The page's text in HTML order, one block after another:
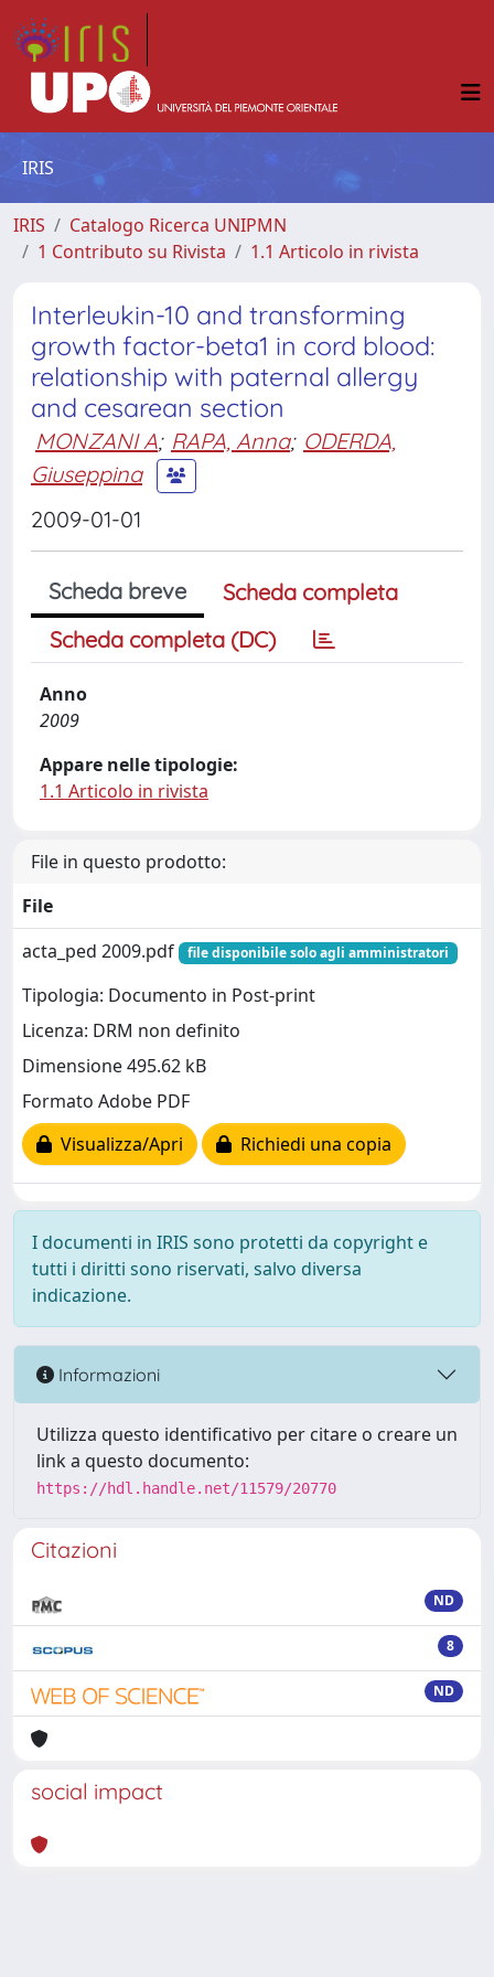
IRIS
IRIS
Catalogo Ricerca UNIPMN
1 Contributo su Rivista
1.1 Articolo in rivista
Interleukin-10 and transforming
growth factor-beta1 in cord blood:
relationship with paternal allergy
and cesarean section
MONZANI A; RAPA, Anna; ODERDA,
Giuseppina
2009-01-01
Scheda breve
Scheda completa
Scheda completa (DC)
Anno
2009
Appare nelle tipologie:
1.1 Articolo in rivista
File in questo prodotto:
File
acta_ped 2009.pdf
file disponibile solo agli amministratori
Tipologia: Documento in Post-print
Licenza: DRM non definito
Dimensione 495.62 kB
Formato Adobe PDF
Visualizza/Apri
Richiedi una copia
I documenti in IRIS sono protetti da copyright e
tutti i diritti sono riservati, salvo diversa
indicazione.
Informazioni
Utilizza questo identificativo per citare o creare un
link a questo documento:
https://hdl.handle.net/11579/20770
Citazioni
ND
8
ND
social impact